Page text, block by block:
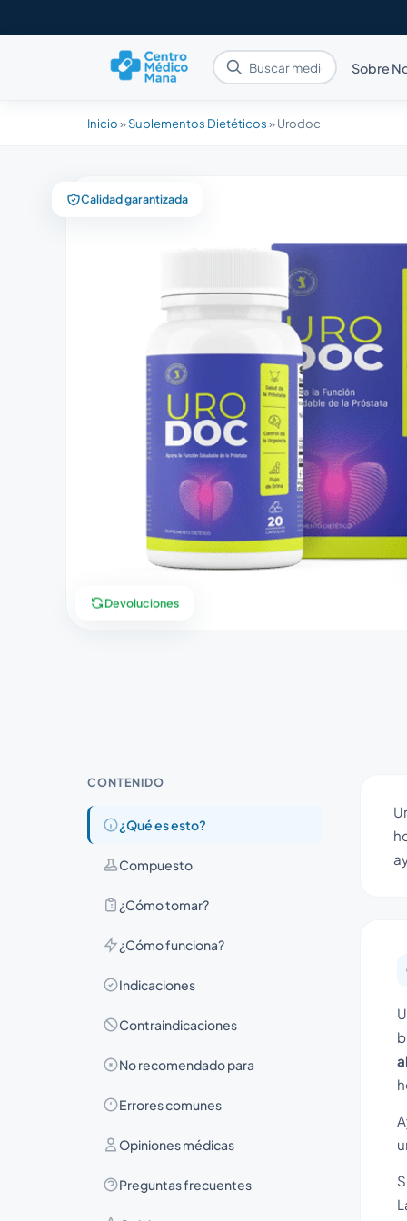
Sobre
Inicio»Suplementos Dietéticos»Urodoc
Calidad garantizada
Devoluciones
CONTENIDO
¿Qué es esto?
Compuesto
¿Cómo tomar?
¿Cómo funciona?
Indicaciones
Contraindicaciones
No recomendado para
Errores comunes
Opiniones médicas
Preguntas frecuentes